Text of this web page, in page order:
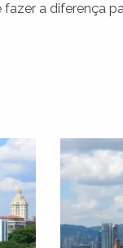
a diferença